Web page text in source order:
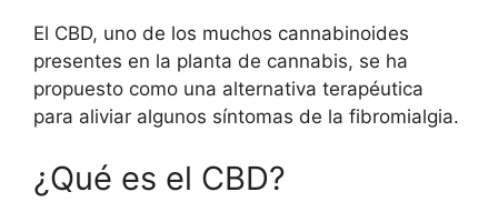
El CBD, uno de los muchos cannabinoides
presentes en la planta de cannabis, se ha
propuesto como una alternativa terapéutica
para aliviar algunos síntomas de la fibromialgia.
¿Qué es el CBD?